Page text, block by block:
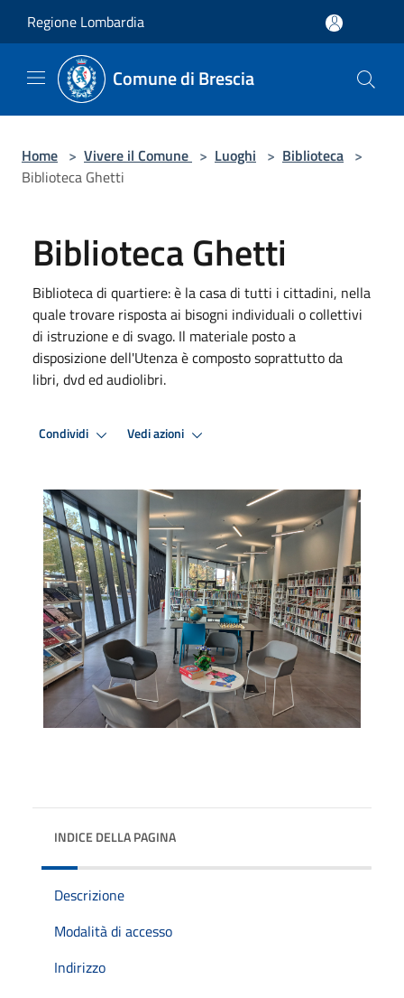
Regione Lombardia
Comune di Brescia
Home > Vivere il Comune > Luoghi > Biblioteca >
Biblioteca Ghetti
Biblioteca Ghetti
Biblioteca di quartiere: è la casa di tutti i cittadini, nella
quale trovare risposta ai bisogni individuali o collettivi
di istruzione e di svago. Il materiale posto a
disposizione dell'Utenza è composto soprattutto da
libri, dvd ed audiolibri.
Condividi Vedi azioni
INDICE DELLA PAGINA
Descrizione
Modalità di accesso
Indirizzo